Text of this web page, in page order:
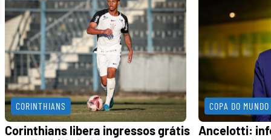
CORINTHIANS
Corinthians libera ingressos grátis
COPA DO MUNDO
Ancelotti: